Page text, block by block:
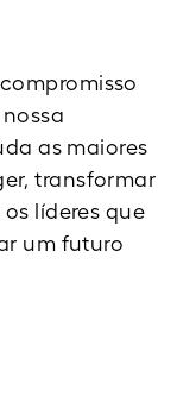
as maiores
transformar
líderes que
um futuro